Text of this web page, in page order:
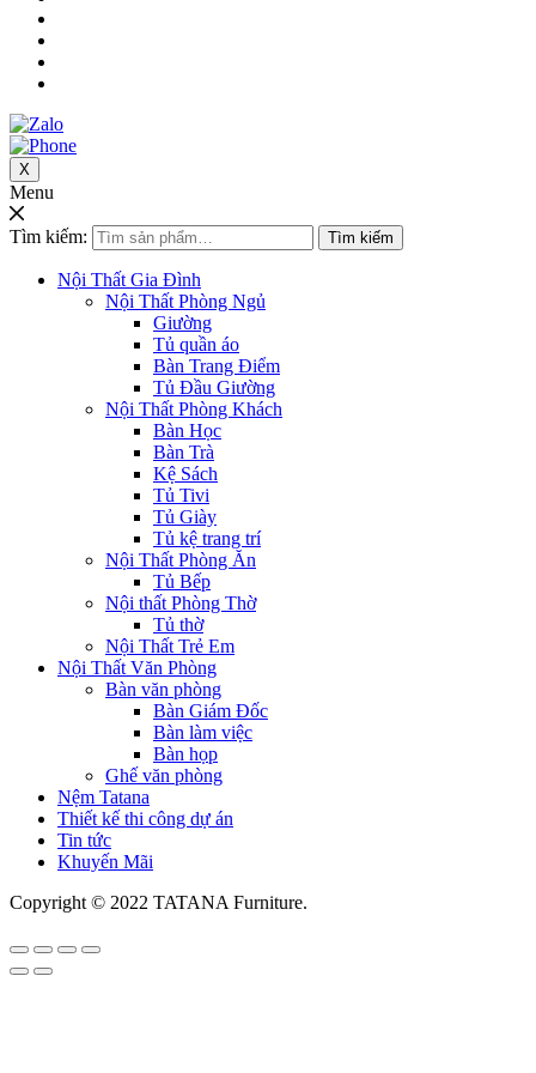
X
Menu
Tìm kiếm: Tìm kiếm
Nội Thất Gia Đình
Nội Thất Phòng Ngủ
Giường
Tủ quần áo
Bàn Trang Điểm
Tủ Đầu Giường
Nội Thất Phòng Khách
Bàn Học
Bàn Trà
Kệ Sách
Tủ Tivi
Tủ Giày
Tủ kệ trang trí
Nội Thất Phòng Ăn
Tủ Bếp
Nội thất Phòng Thờ
Tủ thờ
Nội Thất Trẻ Em
Nội Thất Văn Phòng
Bàn văn phòng
Bàn Giám Đốc
Bàn làm việc
Bàn họp
Ghế văn phòng
Nệm Tatana
Thiết kế thi công dự án
Tin tức
Khuyến Mãi
Copyright © 2022 TATANA Furniture.